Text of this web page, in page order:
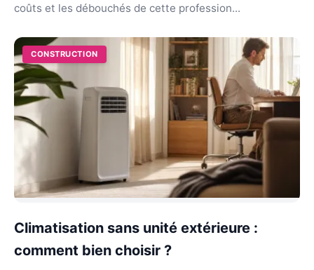
coûts et les débouchés de cette profession...
CONSTRUCTION
Climatisation sans unité extérieure :
comment bien choisir ?